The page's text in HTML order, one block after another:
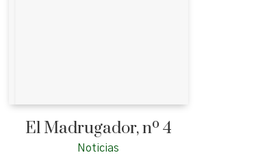
El Madrugador, nº 4
Noticias